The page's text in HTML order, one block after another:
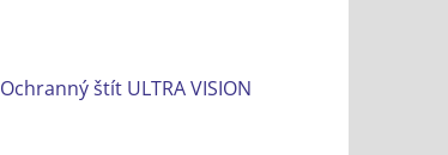
Ochranný štít ULTRA VISION